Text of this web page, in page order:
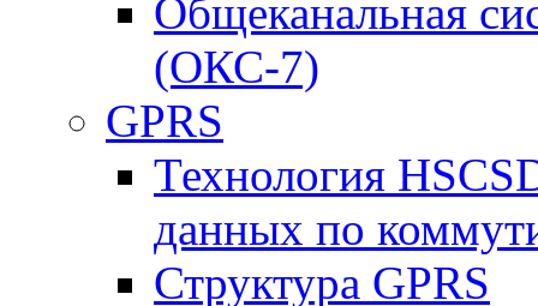
Общеканальная
(ОКС-7)
GPRS
Технология
данных по
Структура GPRS